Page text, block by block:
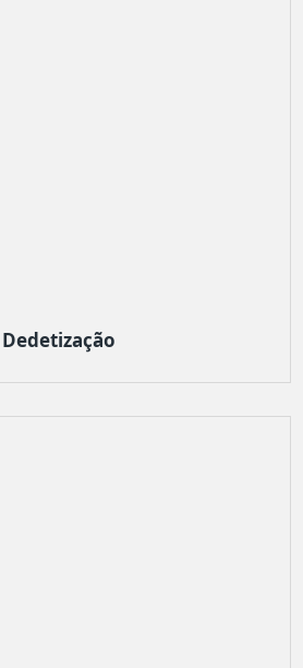
Dedetização